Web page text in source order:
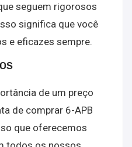
seguem rigorosos
significa que você
e eficazes sempre.
de um preço
de comprar 6-APB
que oferecemos